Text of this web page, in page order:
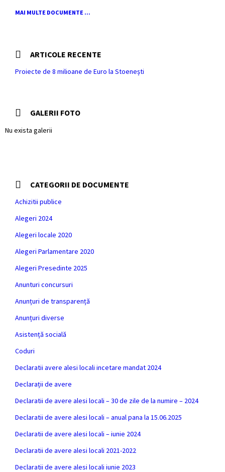
MAI MULTE DOCUMENTE ...
ARTICOLE RECENTE
Proiecte de 8 milioane de Euro la Stoenești
GALERII FOTO
Nu exista galerii
CATEGORII DE DOCUMENTE
Achizitii publice
Alegeri 2024
Alegeri locale 2020
Alegeri Parlamentare 2020
Alegeri Presedinte 2025
Anunturi concursuri
Anunțuri de transparență
Anunțuri diverse
Asistență socială
Coduri
Declaratii avere alesi locali incetare mandat 2024
Declarații de avere
Declaratii de avere alesi locali – 30 de zile de la numire – 2024
Declaratii de avere alesi locali – anual pana la 15.06.2025
Declaratii de avere alesi locali – iunie 2024
Declaratii de avere alesi locali 2021-2022
Declaratii de avere alesi locali iunie 2023